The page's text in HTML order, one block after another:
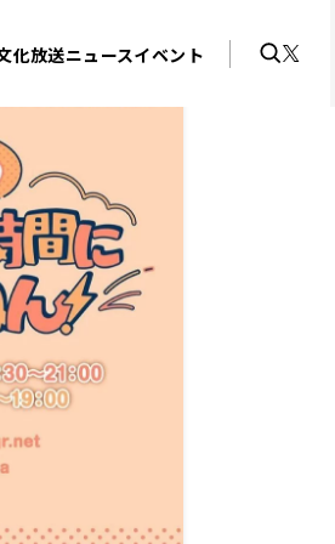
化放送ニュースイベント